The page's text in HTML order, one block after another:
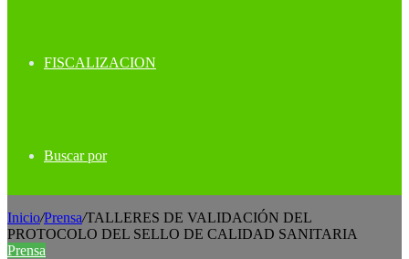
FISCALIZACION
Buscar por
Inicio/Prensa/TALLERES DE VALIDACIÓN DEL
PROTOCOLO DEL SELLO DE CALIDAD SANITARIA
Prensa